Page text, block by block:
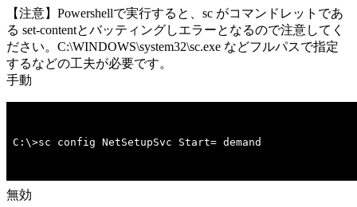
【注意】Powershellで実行すると、sc がコマンドレットであ
る set-contentとバッティングしエラーとなるので注意してく
ださい。C:\WINDOWS\system32\sc.exe などフルパスで指定
するなどの工夫が必要です。
手動
C:\>sc config NetSetupSvc Start= demand
無効